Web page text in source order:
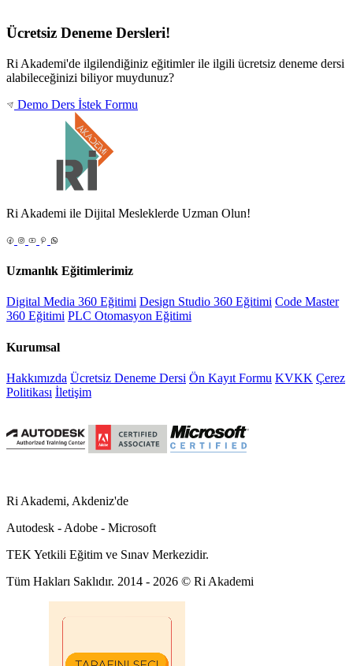
Ücretsiz Deneme Dersleri!
Ri Akademi'de ilgilendiğiniz eğitimler ile ilgili ücretsiz deneme dersi
alabileceğinizi biliyor muydunuz?
Demo Ders İstek Formu
Ri Akademi ile Dijital Mesleklerde Uzman Olun!
Uzmanlık Eğitimlerimiz
Digital Media 360 Eğitimi Design Studio 360 Eğitimi Code Master
360 Eğitimi PLC Otomasyon Eğitimi
Kurumsal
Hakkımızda Ücretsiz Deneme Dersi Ön Kayıt Formu KVKK Çerez
Politikası İletişim
Ri Akademi, Akdeniz'de
Autodesk - Adobe - Microsoft
TEK Yetkili Eğitim ve Sınav Merkezidir.
Tüm Hakları Saklıdır. 2014 - 2026 © Ri Akademi